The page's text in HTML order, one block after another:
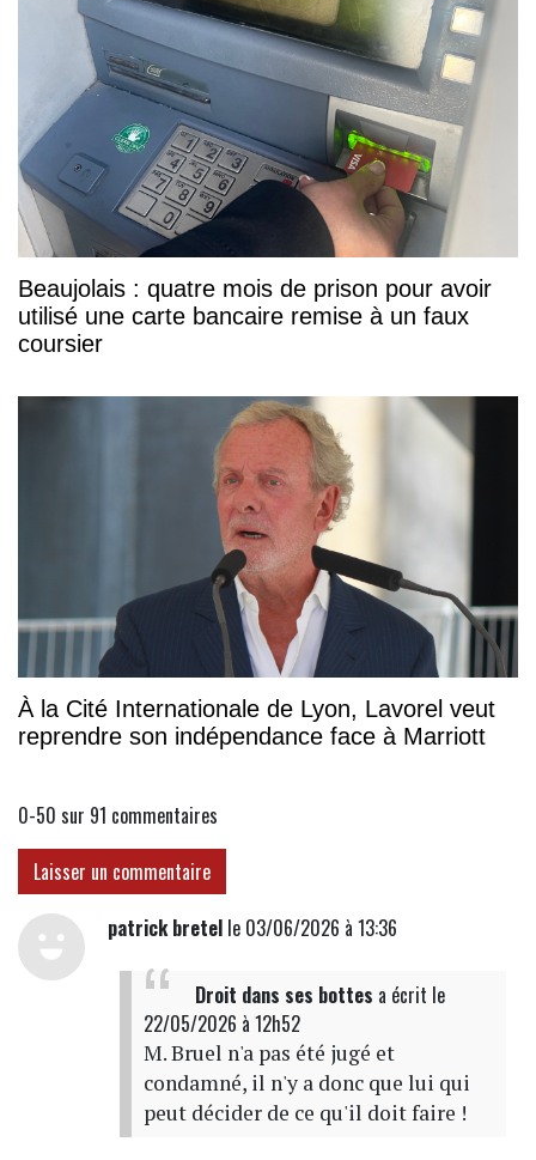
Beaujolais : quatre mois de prison pour avoir
utilisé une carte bancaire remise à un faux
coursier
À la Cité Internationale de Lyon, Lavorel veut
reprendre son indépendance face à Marriott
0-50 sur 91 commentaires
Laisser un commentaire
patrick bretelle 03/06/2026 à 13:36
Droit dans ses bottes a écrit le
22/05/2026 à 12h52
M. Bruel n'a pas été jugé et
condamné, il n'y a donc que lui qui
peut décider de ce qu'il doit faire !